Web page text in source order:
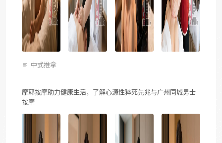
中式推拿
摩耶按摩助力健康生活，了解心源性猝死先兆与广州同城男士
按摩